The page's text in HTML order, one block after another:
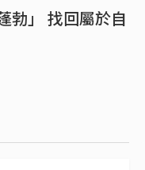
勃」 找回屬於自